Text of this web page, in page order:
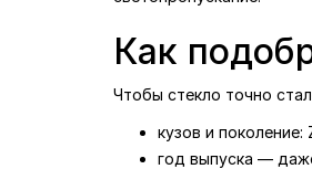
Как
Чтобы стекло точно
кузов и поколение:
год выпуска —